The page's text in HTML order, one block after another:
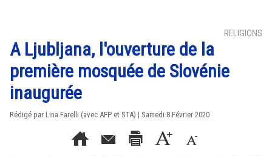
RELIGIONS
A Ljubljana, l'ouverture de la
première mosquée de Slovénie
inaugurée
Rédigé par Lina Farelli (avec AFP et STA) | Samedi 8 Février 2020